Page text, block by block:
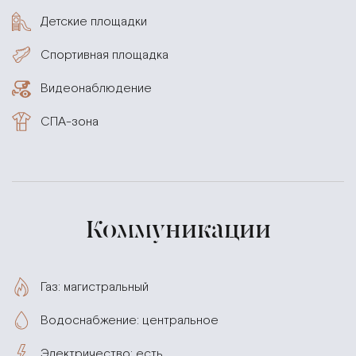
Детские площадки
Спортивная площадка
Видеонаблюдение
СПА-зона
Коммуникации
Газ: магистральный
Водоснабжение: центральное
Электричество: есть